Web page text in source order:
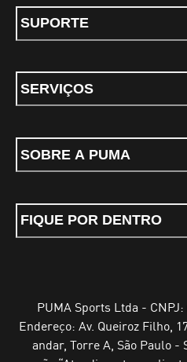
SUPORTE
SERVIÇOS
SOBRE A PUMA
FIQUE POR DENTRO
PUMA Sports Ltda -
Endereço: Av. Queiroz Filho,
andar, Torre A, São Paulo -